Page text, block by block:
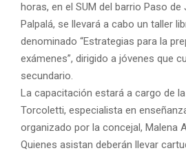
horas, en el SUM del barrio Paso de
Palpalá, se llevará a cabo un taller
denominado “Estrategias para la
exámenes”, dirigido a jóvenes que
secundario.
La capacitación estará a cargo de
Torcoletti, especialista en
organizado por la concejal, Malena
Quienes asistan deberán llevar